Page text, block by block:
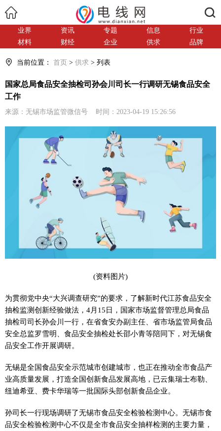
业界 资讯 专题 信息
行业
材料
财经 企业 供求 品牌
当前位置： 首页 > 供求 > 列表
国家总局食品安全抽检司孙会川司长一行调研无锡食品安全
工作
来源：无锡市场监管微信号 时间：2023-04-19 15:26:56
(资料图片)
为贯彻党中央“大兴调查研究”的要求，了解新时代江苏食品安全
抽检监测创新经验做法，4月15日，国家市场监督管理总局食品
抽检司司长孙会川一行，在省食安办副主任、省市场监管局食品
安全总监罗雪明、食品安全抽检处长邵小青等陪同下，对无锡食
品安全工作开展调研。
无锡是全国食品安全示范城市创建城市，也正在推动全市食品产
业高质量发展，打造全国创新食品发展高地，已云集瑞士布勒、
纽迪希亚、费卡华瑞等一批国际头部创新食品企业。
孙司长一行现场调研了无锡市食品安全检验检测中心。无锡市食
品安全检验检测中心不仅是全市食品安全抽样检测的主要力量，